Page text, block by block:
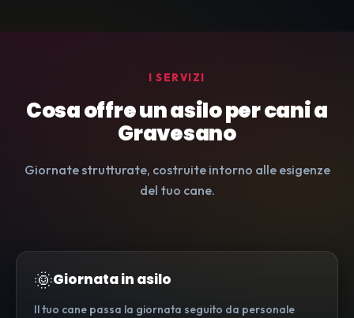
I SERVIZI
Cosa offre un asilo per cani a
Gravesano
Giornate strutturate, costruite intorno alle esigenze
del tuo cane.
🌞Giornata in asilo
Il tuo cane passa la giornata seguito da personale